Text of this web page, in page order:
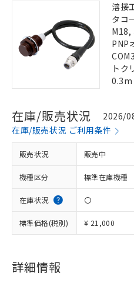
溶接
タコ
M18,
PNP
トク
0.3m
在庫/販売状況
2026/
在庫/販売状況 ご利用条件
販売状況 販売中
機種区分 標準在庫機種
在庫状況 〇
標準価格(税別) ¥ 21,000
詳細情報